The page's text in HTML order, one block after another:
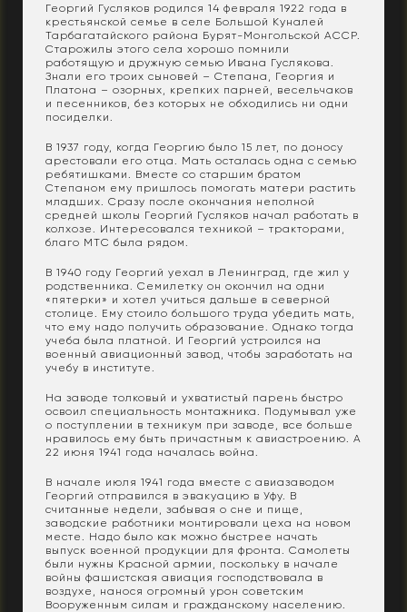
Георгий Гусляков родился 14 февраля 1922 года в
крестьянской семье в селе Большой Куналей
Тарбагатайского района Бурят-Монгольской АССР.
Старожилы этого села хорошо помнили
работящую и дружную семью Ивана Гуслякова.
Знали его троих сыновей – Степана, Георгия и
Платона – озорных, крепких парней, весельчаков
и песенников, без которых не обходились ни одни
посиделки.
В 1937 году, когда Георгию было 15 лет, по доносу
арестовали его отца. Мать осталась одна с семью
ребятишками. Вместе со старшим братом
Степаном ему пришлось помогать матери растить
младших. Сразу после окончания неполной
средней школы Георгий Гусляков начал работать в
колхозе. Интересовался техникой – тракторами,
благо МТС была рядом.
В 1940 году Георгий уехал в Ленинград, где жил у
родственника. Семилетку он окончил на одни
«пятерки» и хотел учиться дальше в северной
столице. Ему стоило большого труда убедить мать,
что ему надо получить образование. Однако тогда
учеба была платной. И Георгий устроился на
военный авиационный завод, чтобы заработать на
учебу в институте.
На заводе толковый и ухватистый парень быстро
освоил специальность монтажника. Подумывал уже
о поступлении в техникум при заводе, все больше
нравилось ему быть причастным к авиастроению. А
22 июня 1941 года началась война.
В начале июля 1941 года вместе с авиазаводом
Георгий отправился в эвакуацию в Уфу. В
считанные недели, забывая о сне и пище,
заводские работники монтировали цеха на новом
месте. Надо было как можно быстрее начать
выпуск военной продукции для фронта. Самолеты
были нужны Красной армии, поскольку в начале
войны фашистская авиация господствовала в
воздухе, нанося огромный урон советским
Вооруженным силам и гражданскому населению.